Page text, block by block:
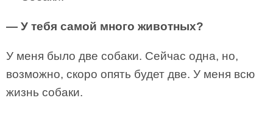
— У тебя самой много животных?
У меня было две собаки. Сейчас одна, но,
возможно, скоро опять будет две. У меня всю
жизнь собаки.